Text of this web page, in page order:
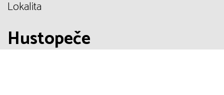
Lokalita
Hustopeče